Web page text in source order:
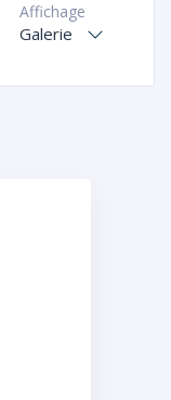
Affichage
Galerie